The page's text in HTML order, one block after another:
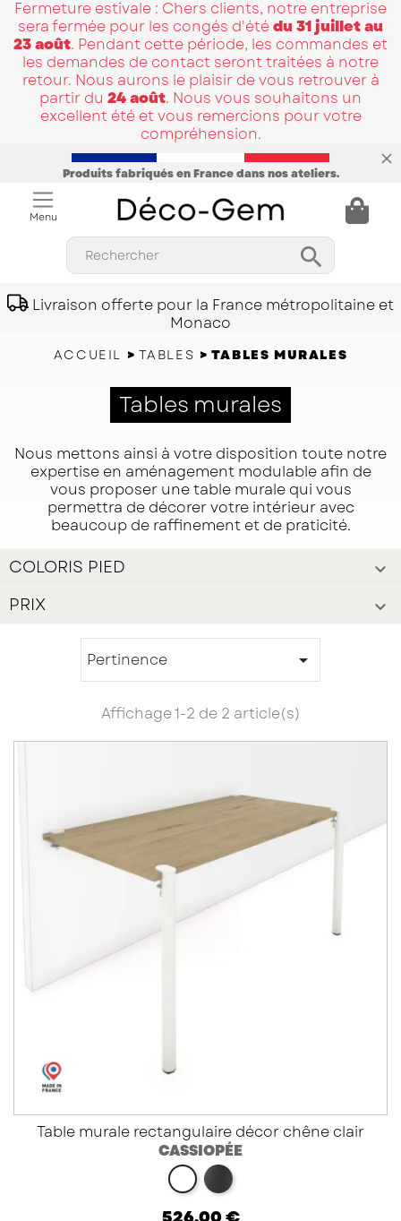
Fermeture estivale : Chers clients, notre entreprise
sera fermée pour les congés d'étédu 31 juillet au
23 août. Pendant cette période, les commandes et
les demandes de contact seront traitées à notre
retour. Nous aurons le plaisir de vous retrouver à
partir du 24 août. Nous vous souhaitons un
excellent été et vous remercions pour votre
compréhension.
Produits fabriqués en France dans nos ateliers.

Rechercher
Menu
Livraison offerte pour la France métropolitaine et
Monaco
ACCUEIL TABLES TABLES MURALES
Tables murales
Nous mettons ainsi à votre disposition toute notre
expertise en aménagement modulable afin de
vous proposer une table murale qui vous
permettra de décorer votre intérieur avec
beaucoup de raffinement et de praticité.
COLORIS PIED 
PRIX 
Pertinence 
Affichage 1-2 de 2 article(s)
Table murale rectangulaire décor chêne clair
CASSIOPÉE
blanc noir